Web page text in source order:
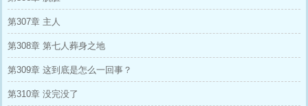
第307章 主人
第308章 第七人葬身之地
第309章 这到底是怎么一回事？
第310章 没完没了